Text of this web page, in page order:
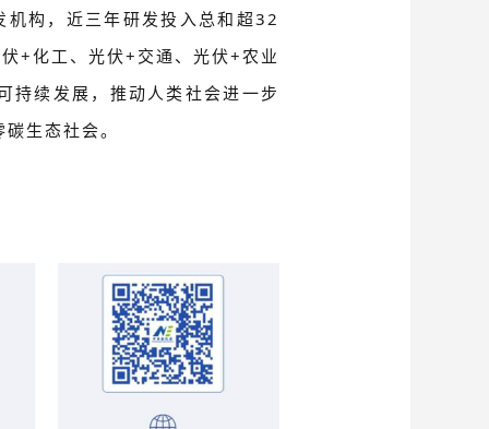
构，近三年研发投入总和超32
+化工、光伏+交通、光伏+农业
持续发展，推动人类社会进一步
生态社会。